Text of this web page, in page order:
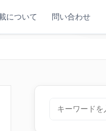
について 問い合わせ